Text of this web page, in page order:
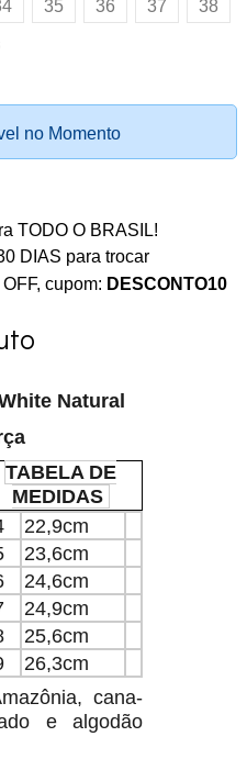
35 36 37 38
no Momento
TODO O BRASIL!
DIAS para trocar
cupom: DESCONTO10
Natural
TABELA DE
MEDIDAS
22,9cm
23,6cm
24,6cm
24,9cm
25,6cm
26,3cm
cana-
e algodão